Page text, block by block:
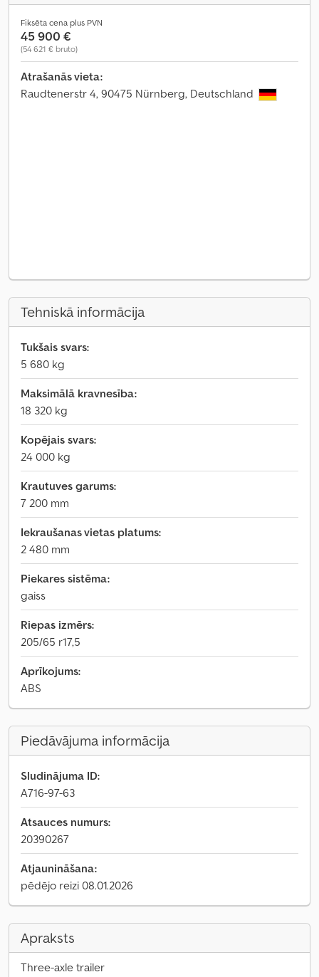
Fiksēta cena plus PVN
45 900 €
(54 621 € bruto)
Atrašanās vieta:
Raudtenerstr 4, 90475 Nürnberg, Deutschland
Tehniskā informācija
Tukšais svars:
5 680 kg
Maksimālā kravnesība:
18 320 kg
Kopējais svars:
24 000 kg
Krautuves garums:
7 200 mm
Iekraušanas vietas platums:
2 480 mm
Piekares sistēma:
gaiss
Riepas izmērs:
205/65 r17,5
Aprīkojums:
ABS
Piedāvājuma informācija
Sludinājuma ID:
A716-97-63
Atsauces numurs:
20390267
Atjaunināšana:
pēdējo reizi 08.01.2026
Apraksts
Three-axle trailer